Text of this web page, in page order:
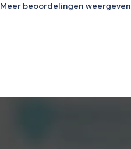
Meer beoordelingen weergeven